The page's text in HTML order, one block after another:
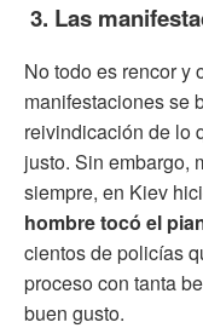
3. Las
No todo es rencor y
manifestaciones se
reivindicación de lo
justo. Sin embargo,
siempre, en Kiev
hombre tocó el
cientos de policías
proceso con tanta
buen gusto.